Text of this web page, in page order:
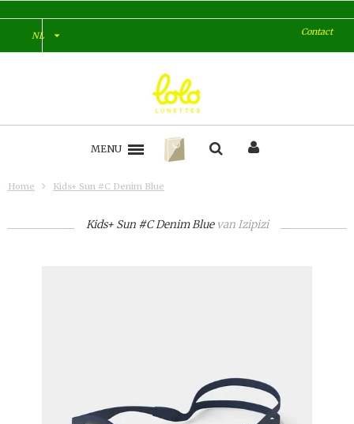
NL Contact
MENU
Home Kids+ Sun #C Denim Blue
Kids+ Sun #C Denim Blue vanIzipizi